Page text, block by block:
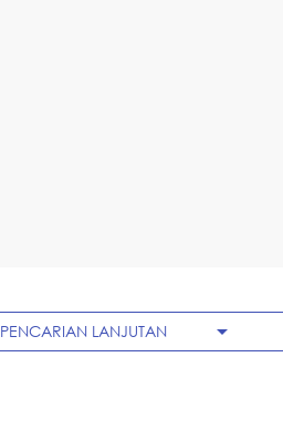
PENCARIAN LANJUTAN arrow_drop_down